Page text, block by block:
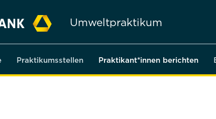
Umweltpraktikum
Praktikumsstellen Praktikant*innen berichten